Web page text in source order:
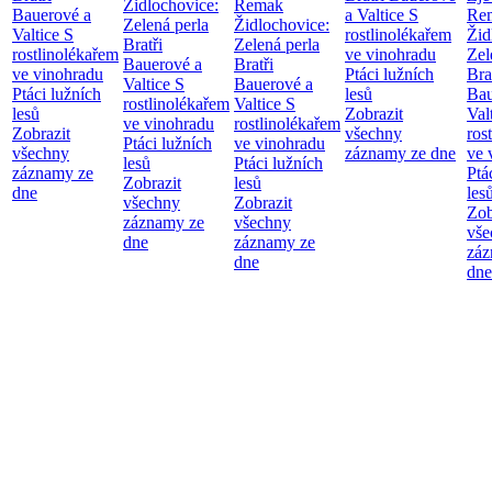
Bauerové a
Valtice S
rostlinolékařem
ve vinohradu
Ptáci lužních
lesů
Zobrazit
všechny
záznamy ze
dne
Židlochovice:
Zelená perla
Bratři
Bauerové a
Valtice S
rostlinolékařem
ve vinohradu
Ptáci lužních
lesů
Zobrazit
všechny
záznamy ze
dne
Remak
Židlochovice:
Zelená perla
Bratři
Bauerové a
Valtice S
rostlinolékařem
ve vinohradu
Ptáci lužních
lesů
Zobrazit
všechny
záznamy ze
dne
a Valtice S
rostlinolékařem
ve vinohradu
Ptáci lužních
lesů
Zobrazit
všechny
záznamy ze dne ve
dne